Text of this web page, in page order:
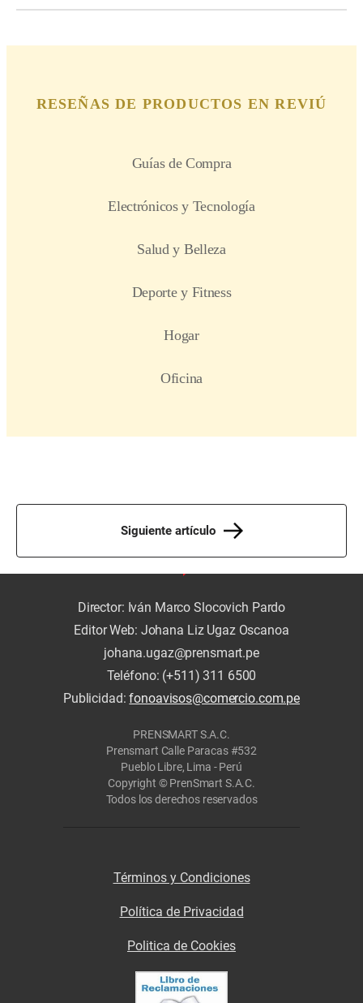
Siguiente artículo
Director: Iván Marco Slocovich Pardo
Editor Web: Johana Liz Ugaz Oscanoa
johana.ugaz@prensmart.pe
Teléfono: (+511) 311 6500
Publicidad:fonoavisos@comercio.com.pe
PRENSMART S.A.C.
Prensmart Calle Paracas #532
Pueblo Libre, Lima - Perú
Copyright © PrenSmart S.A.C.
Todos los derechos reservados
Términos y Condiciones
Política de Privacidad
Politica de Cookies